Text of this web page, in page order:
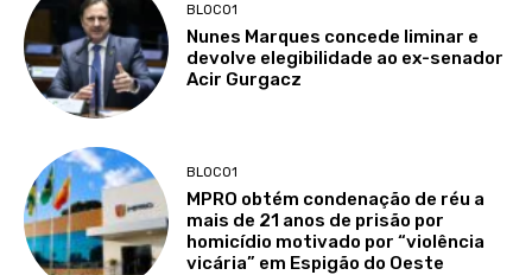
BLOCO1
Nunes Marques concede liminar e
devolve elegibilidade ao ex-senador
Acir Gurgacz
BLOCO1
MPRO obtém condenação de réu a
mais de 21 anos de prisão por
homicídio motivado por “violência
vicária” em Espigão do Oeste